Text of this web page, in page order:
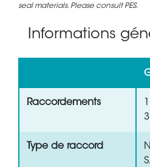
seal materials. Please consult PES.
Informations
Raccordements
Type de raccord